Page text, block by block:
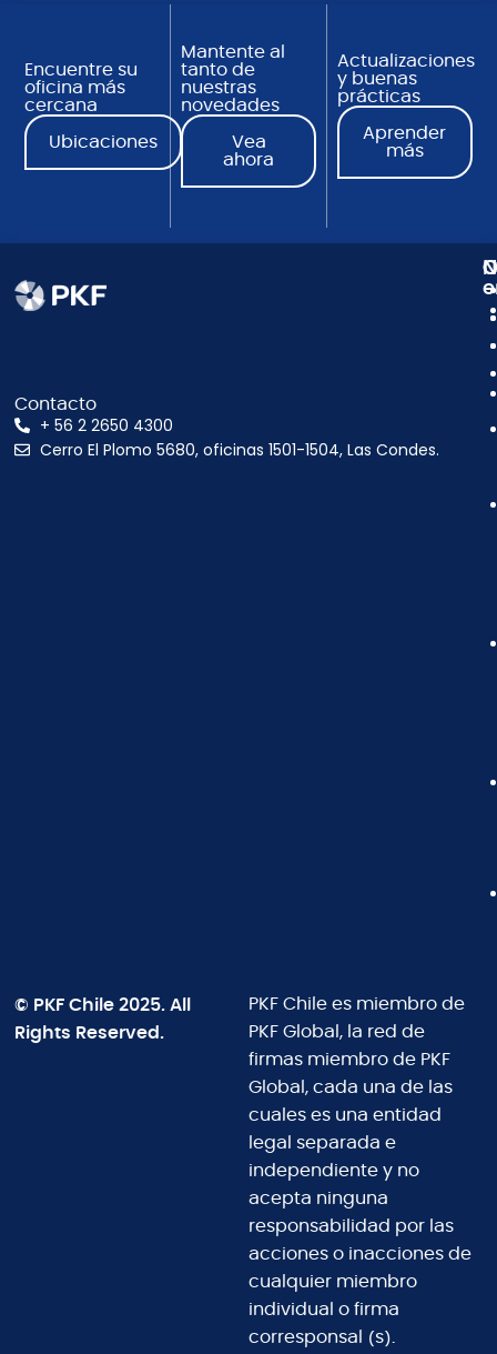
Encuentre su
oficina más
cercana
Ubicaciones
Mantente al
tanto de
nuestras
novedades
Vea
ahora
Actualizaciones
y buenas
prácticas
Aprender
más
Contacto
+ 56 2 2650 4300
Cerro El Plomo 5680, oficinas 1501-1504, Las Condes.
© PKF Chile 2025. All
Rights Reserved.
PKF Chile es miembro de
PKF Global, la red de
firmas miembro de PKF
Global, cada una de las
cuales es una entidad
legal separada e
independiente y no
acepta ninguna
responsabilidad por las
acciones o inacciones de
cualquier miembro
individual o firma
corresponsal (s).